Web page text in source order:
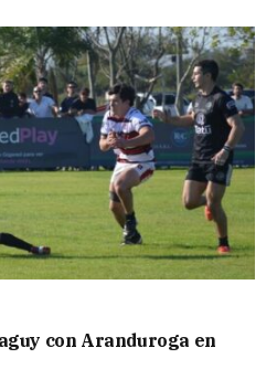
con Aranduroga en